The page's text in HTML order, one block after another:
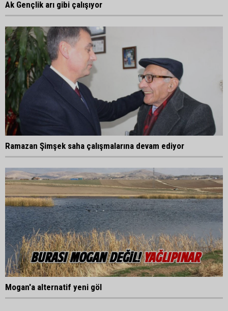
Ak Gençlik arı gibi çalışıyor
Ramazan Şimşek saha çalışmalarına devam ediyor
Mogan'a alternatif yeni göl